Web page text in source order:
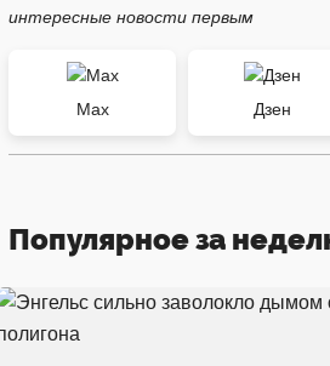
интересные новости первым
Max Дзен
Популярное за